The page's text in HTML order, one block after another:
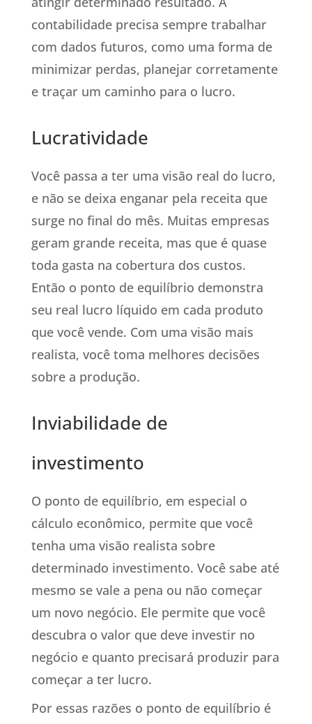
contabilidade precisa sempre trabalhar
com dados futuros, como uma forma de
minimizar perdas, planejar corretamente
e traçar um caminho para o lucro.
Lucratividade
Você passa a ter uma visão real do lucro,
e não se deixa enganar pela receita que
surge no final do mês. Muitas empresas
geram grande receita, mas que é quase
toda gasta na cobertura dos custos.
Então o ponto de equilíbrio demonstra
seu real lucro líquido em cada produto
que você vende. Com uma visão mais
realista, você toma melhores decisões
sobre a produção.
Inviabilidade de
investimento
O ponto de equilíbrio, em especial o
cálculo econômico, permite que você
tenha uma visão realista sobre
determinado investimento. Você sabe até
mesmo se vale a pena ou não começar
um novo negócio. Ele permite que você
descubra o valor que deve investir no
negócio e quanto precisará produzir para
começar a ter lucro.
Por essas razões o ponto de equilíbrio é